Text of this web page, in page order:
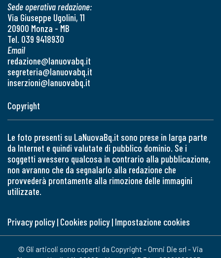
Sede operativa redazione:
Via Giuseppe Ugolini, 11
20900 Monza - MB
Tel. 039 9418930
Email
redazione@lanuovabq.it
segreteria@lanuovabq.it
inserzioni@lanuovabq.it
Copyright
Le foto presenti su LaNuovaBq.it sono prese in larga parte
da Internet e quindi valutate di pubblico dominio. Se i
soggetti avessero qualcosa in contrario alla pubblicazione,
non avranno che da segnalarlo alla redazione che
provvederà prontamente alla rimozione delle immagini
utilizzate.
Privacy policy| Cookies policy| Impostazione cookies
© Gli articoli sono coperti da Copyright - Omni Die srl - Via